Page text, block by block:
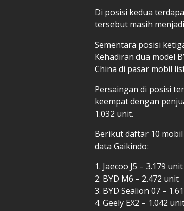
Di posisi kedua
tersebut masih
Sementara posisi
Kehadiran dua model
China di pasar mobil
Persaingan di posisi
keempat dengan
1.032 unit.
Berikut daftar 10
data Gaikindo:
1. Jaecoo J5 – 3.179 unit
2. BYD M6 – 2.472 unit
3. BYD Sealion 07 –
4. Geely EX2 – 1.042